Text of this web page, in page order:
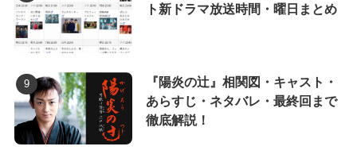
ト新ドラマ放送時間・曜日まとめ
『陽炎の辻』相関図・キャスト・
あらすじ・ネタバレ・最終回まで
徹底解説！